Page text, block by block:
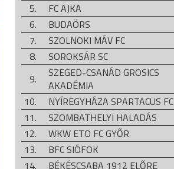
5.
FC AJKA
6.
BUDAÖRS
7.
SZOLNOKI MÁV FC
8.
SOROKSÁR SC
9.
SZEGED-CSANÁD GROSICS
AKADÉMIA
10.
NYÍREGYHÁZA SPARTACUS FC
11.
SZOMBATHELYI HALADÁS
12.
WKW ETO FC GYŐR
13.
BFC SIÓFOK
14.
BÉKÉSCSABA 1912 ELŐRE